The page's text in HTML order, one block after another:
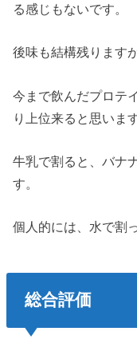
る感じもないです。
後味も結構残ります
今まで飲んだプロテ
り上位来ると思いま
牛乳で割ると、バナ
す。
個人的には、水で割
総合評価